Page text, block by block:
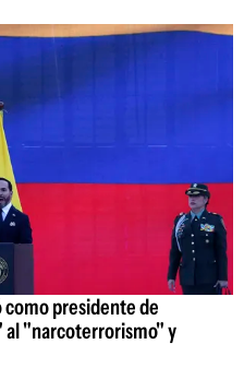
como presidente de
"narcoterrorismo" y